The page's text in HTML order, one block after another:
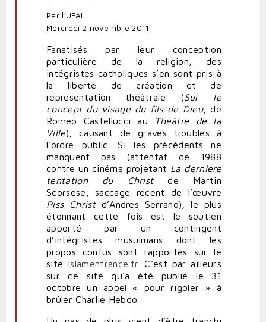
Par l'UFAL
Mercredi 2 novembre 2011
Fanatisés par leur conception
particulière de la religion, des
intégristes catholiques s’en sont pris à
la liberté de création et de
représentation théâtrale (Sur le
concept du visage du fils de Dieu, de
Romeo Castellucci au
Théâtre de la
Ville), causant de graves troubles à
l’ordre public. Si les précédents ne
manquent pas (attentat de 1988
contre un cinéma projetant La dernière
tentation du Christde Martin
Scorsese, saccage récent de l’œuvre
Piss Christd’Andres Serrano), le plus
étonnant cette fois est le soutien
apporté par un contingent
d’intégristes musulmans dont les
propos confus sont rapportés sur le
site islamenfrance.fr . C’est par ailleurs
sur ce site qu’a été publié le 31
octobre un appel « pour rigoler » à
brûler Charlie Hebdo.